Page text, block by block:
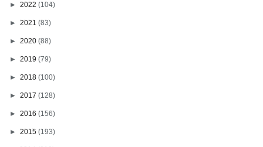
► 2022 (104)
► 2021 (83)
► 2020 (88)
► 2019 (79)
► 2018 (100)
► 2017 (128)
► 2016 (156)
► 2015 (193)